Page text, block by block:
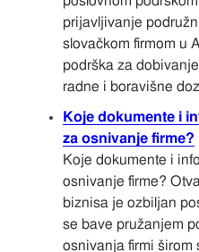
prijavljivanje
slovačkom firmom u
podrška za
radne i boravišne
Koje dokumente i
za osnivanje firme?
Koje dokumente i
osnivanje firme?
biznisa je ozbiljan
se bave pružanjem
osnivanja firmi širom